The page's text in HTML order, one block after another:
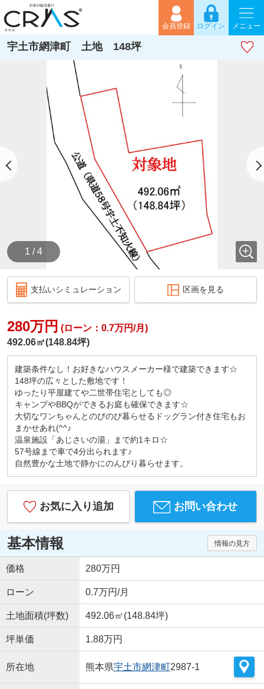
会員登録 ログイン メニュー
宇土市網津町 土地 148坪
1 / 4
支払いシミュレーション 区画を見る
280万円 (ローン：0.7万円/月)
492.06㎡(148.84坪)
建築条件なし！お好きなハウスメーカー様で建築できます☆
148坪の広々とした敷地です！
ゆったり平屋建てや二世帯住宅としても◎
キャンプやBBQができるお庭も確保できます☆
大切なワンちゃんとのびのび暮らせるドッグラン付き住宅もお
まかせあれ(^^♪
温泉施設「あじさいの湯」まで約1キロ☆
57号線まで車で4分出られます♪
自然豊かな土地で静かにのんびり暮らせます。
お気に入り追加 お問い合わせ
基本情報 情報の見方
価格 280万円
ローン 0.7万円/月
土地面積(坪数) 492.06㎡(148.84坪)
坪単価 1.88万円
所在地 熊本県宇土市網津町2987‐1